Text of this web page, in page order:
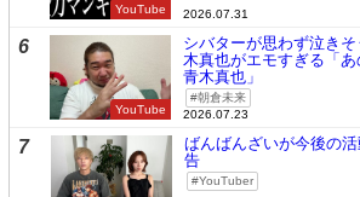
YouTube 2026.07.31
6
YouTube
シバターが思わず泣き
木真也がエモすぎる「
青木真也」
朝倉未来
2026.07.23
7
ばんばんざいが今後の
告
YouTuber